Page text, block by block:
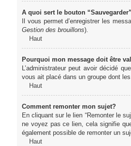
A quoi sert le bouton
Il vous permet d’enregistrer les
Gestion des brouillons).
Haut
Pourquoi mon message doit être
L’administrateur peut avoir décidé
vous ait placé dans un groupe dont
Haut
Comment remonter mon sujet?
En cliquant sur le lien “Remonter le
ne voyez pas ce lien, cela signifie
également possible de remonter un
Haut